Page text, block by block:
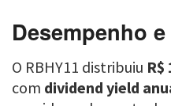
Desempenho
O RBHY11 distribuiu
com dividend yield